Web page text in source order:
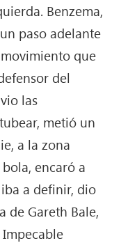
Benzema,
paso adelante
que
del
las
metió un
a la zona
bola, encaró a
a definir, dio
de Gareth Bale,